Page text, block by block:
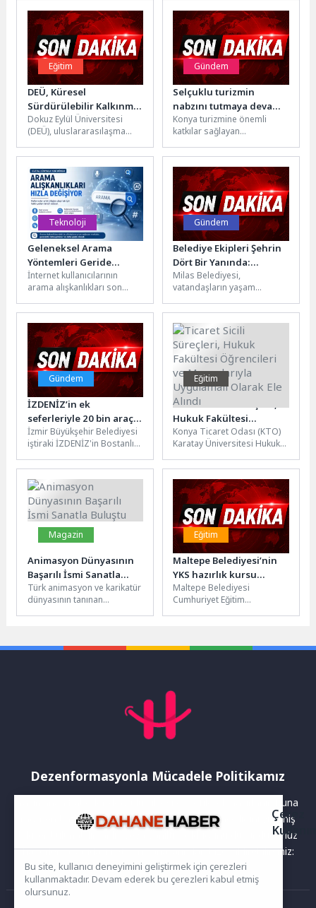
Eğitim
DEÜ, Küresel
Sürdürülebilir Kalkınma
Kongresi’nde
Uluslararası İş
Birliklerini Güçlendiriyor
Dokuz Eylül Üniversitesi
(DEÜ), uluslararasılaşma
küresel ölçekteki akademik
ve kurumsal iş birliklerini
güçlendirmeye...
Gündem
Selçuklu turizmin
nabzını tutmaya devam
ediyor
Konya turizmine önemli
katkılar sağlayan
mekanları uzun bayram
tatilinde ziyaretçilerden yine
yoğun ilgi...
Teknoloji
Geleneksel Arama
Yöntemleri Geride
Kalıyor
İnternet kullanıcılarının
arama alışkanlıkları son
değişti. Eskiden Google gibi
geleneksel arama
motorlarına...
Gündem
Belediye Ekipleri Şehrin
Dört Bir Yanında:
Modern Sosyal Alanlar
ve Yenilenen Yollarla
Konfor Artırılıyor
Milas Belediyesi,
vatandaşların yaşam
şehre modern bir kimlik
kazandırmak amacıyla
başlattığı kapsamlı...
Gündem
İZDENİZ’in ek
seferleriyle 20 bin araç
trafiğe çıkmadı
İzmir Büyükşehir Belediyesi
iştiraki İZDENİZ'in Bostanlı–
Hattı'nda yoğun saatlerde
uyguladığı ek seferler, kent...
Eğitim
Ticaret Sicili Süreçleri,
Hukuk Fakültesi
Öğrencileri ve
Mezunlarıyla Uygulamalı
Olarak Ele Alındı
Konya Ticaret Odası (KTO)
Karatay Üniversitesi Hukuk
Uyuşmazlık Çözümü
Uygulama ve Araştırma...
Magazin
Animasyon Dünyasının
Başarılı İsmi Sanatla
Buluştu
Türk animasyon ve karikatür
dünyasının tanınan
Eğitim
Maltepe Belediyesi’nin
YKS hazırlık kursu
kayıtları başladı
Maltepe Belediyesi
Cumhuriyet Eğitim
başladı. Maltepe Belediyesi
Dezenformasyonla Mücadele Politikamız
Yayınlanan haberler doğruluk ilkesi gözetilerek hazırlanır. Buna
rağmen bazı içeriklerde eksik, hatalı veya güncelliğini yitirmiş
bilgiler bulunabilir.Yanlış veya yanıltıcı olduğunu düşündüğünüz
haberleri aşağıdaki iletişim kanallarından bize bildirebilirsiniz:
Çerez
Bu site, kullanıcı deneyimini geliştirmek için çerezleri
kullanmaktadır. Devam ederek bu çerezleri kabul etmiş
olursunuz.